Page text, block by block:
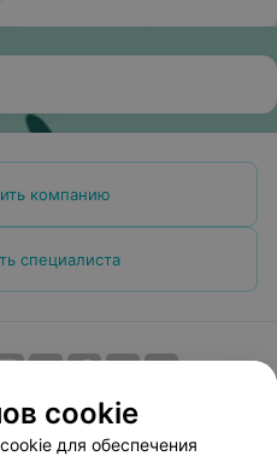
компанию
специалиста
Размещение рекламы
Публичный договор
cookie
для обеспечения